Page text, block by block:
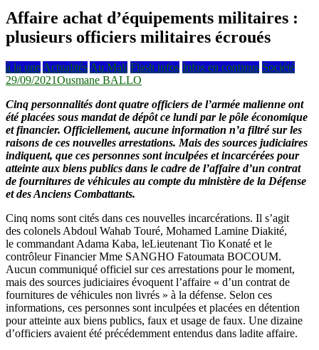
Affaire achat d’équipements militaires :
plusieurs officiers militaires écroués
à la une Actualités Au Mali Flash infos Infos en continus Société
29/09/2021Ousmane BALLO
Cinq personnalités dont quatre officiers de l’armée malienne ont
été placées sous mandat de dépôt ce lundi par le pôle économique
et financier. Officiellement, aucune information n’a filtré sur les
raisons de ces nouvelles arrestations. Mais des sources judiciaires
indiquent, que ces personnes sont inculpées et incarcérées pour
atteinte aux biens publics dans le cadre de l’affaire d’un contrat
de fournitures de véhicules au compte du ministère de la Défense
et des Anciens Combattants.
Cinq noms sont cités dans ces nouvelles incarcérations. Il s’agit
des colonels Abdoul Wahab Touré, Mohamed Lamine Diakité,
le commandant Adama Kaba, leLieutenant Tio Konaté et le
contrôleur Financier Mme SANGHO Fatoumata BOCOUM.
Aucun communiqué officiel sur ces arrestations pour le moment,
mais des sources judiciaires évoquent l’affaire « d’un contrat de
fournitures de véhicules non livrés » à la défense. Selon ces
informations, ces personnes sont inculpées et placées en détention
pour atteinte aux biens publics, faux et usage de faux. Une dizaine
d’officiers avaient été précédemment entendus dans ladite affaire.